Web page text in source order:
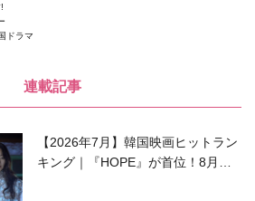
ドラマ
連載記事
【2026年7月】韓国映画ヒットラン
キング｜『HOPE』が首位！8月公